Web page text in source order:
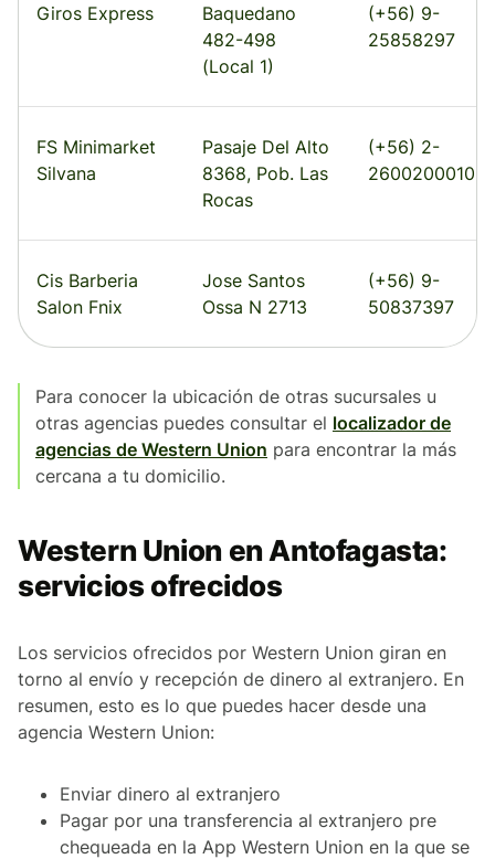
Giros Express
Baquedano
482-498
(Local 1)
(+56) 9-
25858297
FS Minimarket
Silvana
Pasaje Del Alto
8368, Pob. Las
Rocas
(+56) 2-
26002000102
Cis Barberia
Salon Fnix
Jose Santos
Ossa N 2713
(+56) 9-
50837397
Para conocer la ubicación de otras sucursales u
otras agencias puedes consultar el localizador de
agencias de Western Union para encontrar la más
cercana a tu domicilio.
Western Union en Antofagasta:
servicios ofrecidos
Los servicios ofrecidos por Western Union giran en
torno al envío y recepción de dinero al extranjero. En
resumen, esto es lo que puedes hacer desde una
agencia Western Union:
Enviar dinero al extranjero
Pagar por una transferencia al extranjero pre
chequeada en la App Western Union en la que se